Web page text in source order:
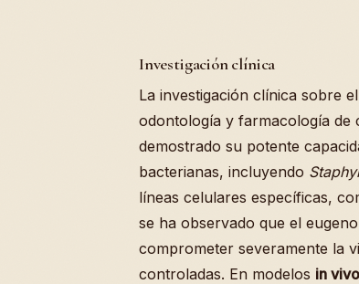
Investigación clínica
La investigación clínica sobre
odontología y farmacología de
demostrado su potente
bacterianas, incluyendo
líneas celulares específicas,
se ha observado que el
comprometer severamente la
controladas. En modelos in vivo